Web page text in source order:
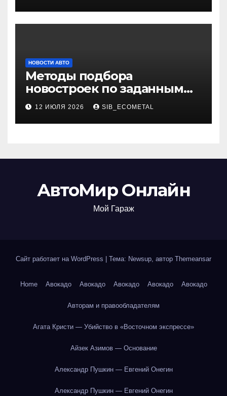
НОВОСТИ АВТО
Методы подбора
новостроек по заданным
критериям
12 ИЮЛЯ 2026 SIB_ECOMETAL
АвтоМир Онлайн
Мой Гараж
Сайт работает на WordPress Тема: Newsup, автор Themeansar
Home Авокадо Авокадо Авокадо Авокадо Авокадо
Авторам и правообладателям
Агата Кристи — Убийство в «Восточном экспрессе»
Айзек Азимов — Основание
Александр Пушкин — Евгений Онегин
Александр Пушкин — Евгений Онегин